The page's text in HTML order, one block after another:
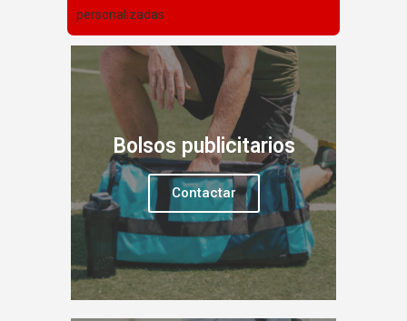
personalizadas
Bolsos publicitarios
Contactar